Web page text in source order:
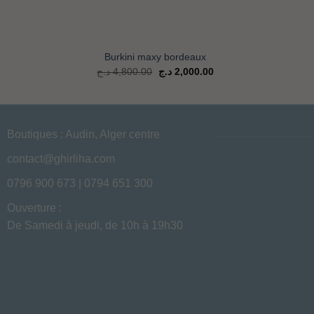
Burkini maxy bordeaux
4,800.00 د.ج
Le
prix
2,000.00 د.ج
Le
Boutiques : Audin, Alger centre
contact@ghirliha.com
0796 900 673 | 0794 651 300
Ouverture :
De Samedi à jeudi, de 10h à 19h30